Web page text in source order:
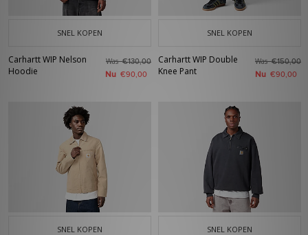
SNEL KOPEN
Carhartt WIP Nelson
Hoodie
Was€130,00
Nu €90,00
SNEL KOPEN
Carhartt WIP Double
Knee Pant
Was€150,00
Nu €90,00
SNEL KOPEN SNEL KOPEN